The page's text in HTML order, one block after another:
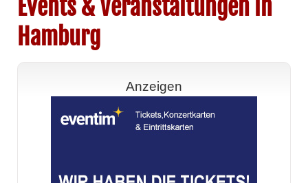
Events & Veranstaltungen in
Hamburg
Anzeigen